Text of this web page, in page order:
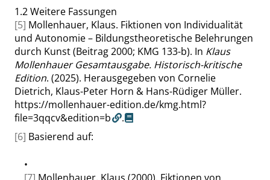
1.2Weitere Fassungen
[5] Mollenhauer, Klaus. Fiktionen von Individualität
und Autonomie – Bildungstheoretische Belehrungen
durch Kunst (Beitrag 2000; KMG 133-b). In Klaus
Mollenhauer Gesamtausgabe. Historisch-kritische
Edition. (2025). Herausgegeben von Cornelie
Dietrich, Klaus-Peter Horn & Hans-Rüdiger Müller.
https://mollenhauer-edition.de/kmg.html?
file=3qqcv&edition=b
.
[6] Basierend auf:
•